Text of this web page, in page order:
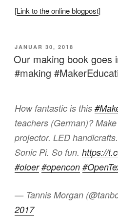
[Link to the online blogpost]
VERÖFFENTLICHT
AM
JANUAR 30, 2018
Our making book goes
#making
How fantastic is this
teachers (German)?
projector. LED
Sonic Pi. So fun. https://
#oloer #opencon
— Tannis Morgan
2017